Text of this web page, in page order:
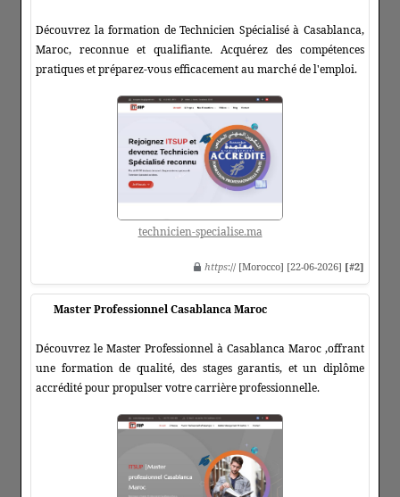
Découvrez la formation de Technicien Spécialisé à Casablanca,
Maroc, reconnue et qualifiante. Acquérez des compétences
pratiques et préparez-vous efficacement au marché de l'emploi.
technicien-specialise.ma
https:// [Morocco] [22-06-2026] [#2]
Master Professionnel Casablanca Maroc
Découvrez le Master Professionnel à Casablanca Maroc ,offrant
une formation de qualité, des stages garantis, et un diplôme
accrédité pour propulser votre carrière professionnelle.